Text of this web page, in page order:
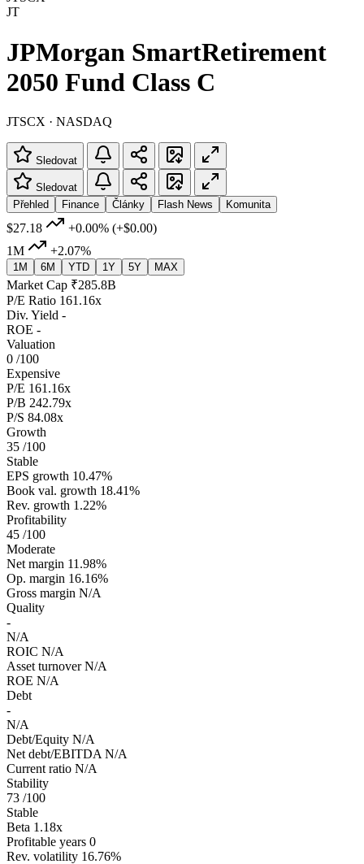
JT
JPMorgan SmartRetirement
2050 Fund Class C
JTSCX · NASDAQ
Sledovat
Sledovat
Přehled
Finance Články Flash News Komunita
$27.18 +0.00% (+$0.00)
1M
+2.07%
1M 6M YTD 1Y 5Y MAX
Market Cap ₹285.8B
P/E Ratio 161.16x
Div. Yield -
ROE -
Valuation
0 /100
Expensive
P/E 161.16x
P/B 242.79x
P/S 84.08x
Growth
35 /100
Stable
EPS growth 10.47%
Book val. growth 18.41%
Rev. growth 1.22%
Profitability
45 /100
Moderate
Net margin 11.98%
Op. margin 16.16%
Gross margin N/A
Quality
-
N/A
ROIC N/A
Asset turnover N/A
ROE N/A
Debt
-
N/A
Debt/Equity N/A
Net debt/EBITDA N/A
Current ratio N/A
Stability
73 /100
Stable
Beta 1.18x
Profitable years 0
Rev. volatility 16.76%